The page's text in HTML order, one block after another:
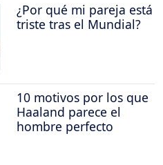
¿Por qué mi pareja está
triste tras el Mundial?
10 motivos por los que
Haaland parece el
hombre perfecto